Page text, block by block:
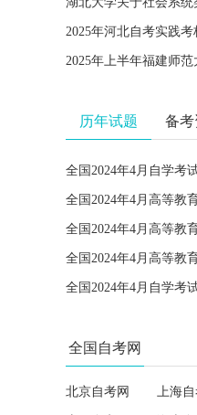
2025年河北自考实践
历年试题 备
全国2024年4月自学考
全国2024年4月高等教
全国2024年4月高等教
全国2024年4月自学考
全国自考网
北京自考网 上海自